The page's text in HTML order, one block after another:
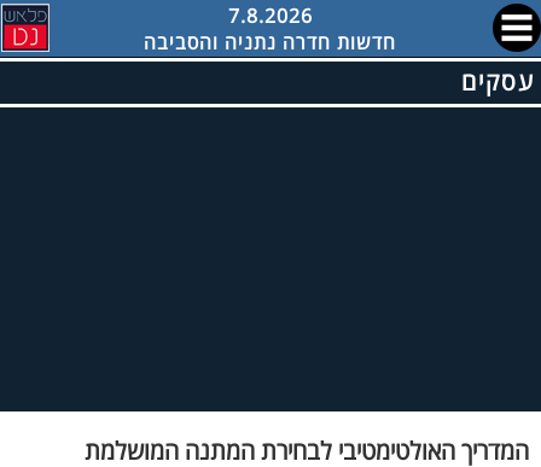
7.8.2026
חדשות חדרה נתניה והסביבה
עסקים
המדריך האולטימטיבי לבחירת המתנה המושלמת